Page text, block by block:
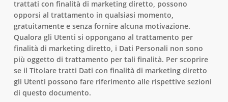
trattati con finalità di marketing diretto, possono
opporsi al trattamento in qualsiasi momento,
gratuitamente e senza fornire alcuna motivazione.
Qualora gli Utenti si oppongano al trattamento per
finalità di marketing diretto, i Dati Personali non sono
più oggetto di trattamento per tali finalità. Per scoprire
se il Titolare tratti Dati con finalità di marketing diretto
gli Utenti possono fare riferimento alle rispettive sezioni
di questo documento.